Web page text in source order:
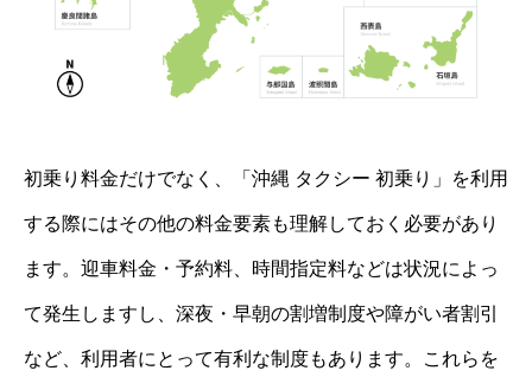
初乗り料金だけでなく、「沖縄 タクシー 初乗り」を利用
する際にはその他の料金要素も理解しておく必要があり
ます。迎車料金・予約料、時間指定料などは状況によっ
て発生しますし、深夜・早朝の割増制度や障がい者割引
など、利用者にとって有利な制度もあります。これらを